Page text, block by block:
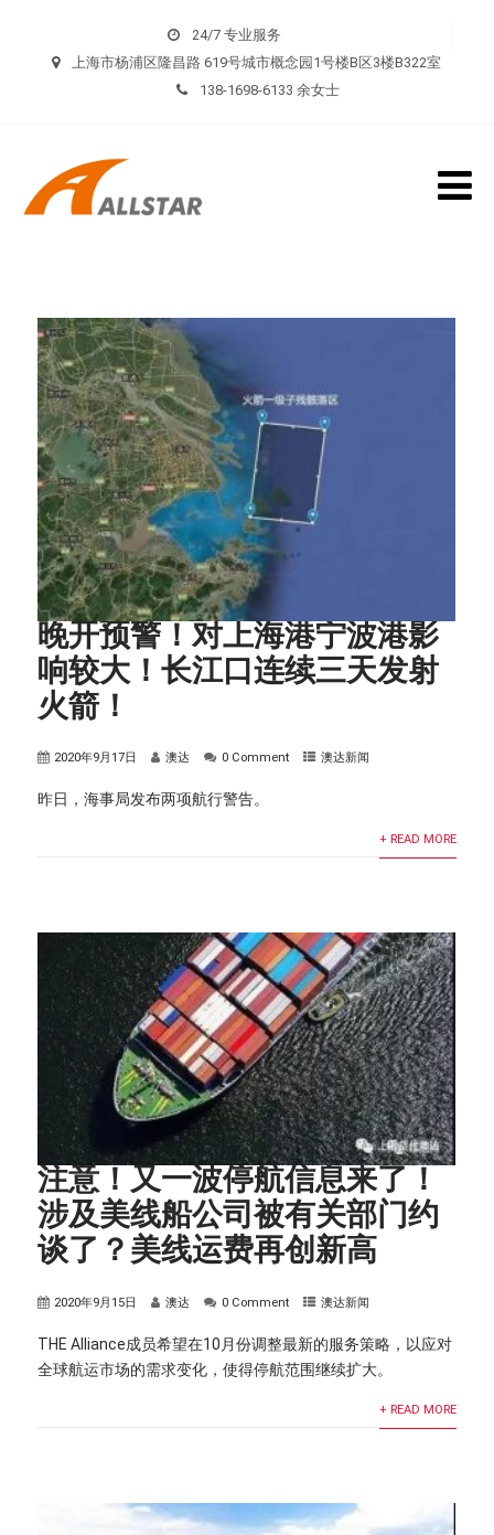
24/7 专业服务
上海市杨浦区隆昌路 619号城市概念园1号楼B区3楼B322室
138-1698-6133 余女士
晚开预警！对上海港宁波港影
响较大！长江口连续三天发射
火箭！
2020年9月17日 澳达 0 Comment 澳达新闻
昨日，海事局发布两项航行警告。
+ READ MORE
注意！又一波停航信息来了！
涉及美线船公司被有关部门约
谈了？美线运费再创新高
2020年9月15日 澳达 0 Comment 澳达新闻
THE Alliance成员希望在10月份调整最新的服务策略，以应对
全球航运市场的需求变化，使得停航范围继续扩大。
+ READ MORE